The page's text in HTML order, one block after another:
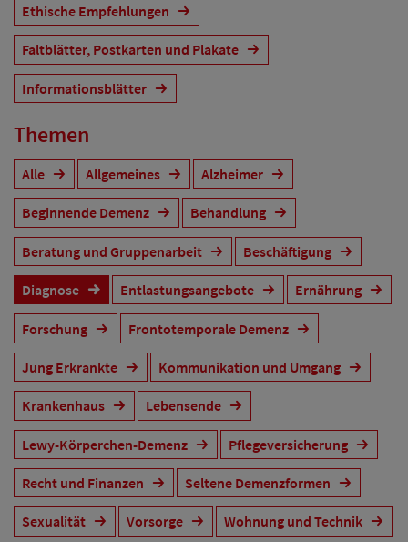
Ethische Empfehlungen
Faltblätter, Postkarten und Plakate
Informationsblätter
Themen
Alle Allgemeines Alzheimer
Beginnende Demenz Behandlung
Beratung und Gruppenarbeit Beschäftigung
Diagnose Entlastungsangebote Ernährung
Forschung Frontotemporale Demenz
Jung Erkrankte Kommunikation und Umgang
Krankenhaus Lebensende
Lewy-Körperchen-Demenz Pflegeversicherung
Recht und Finanzen Seltene Demenzformen
Sexualität Vorsorge Wohnung und Technik